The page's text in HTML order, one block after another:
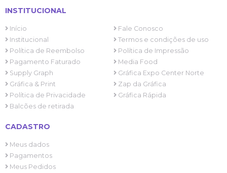
INSTITUCIONAL
Início
Fale Conosco
Institucional
Termos e condições de uso
Política de Reembolso
Política de Impressão
Pagamento Faturado
Media Food
Supply Graph
Gráfica Expo Center Norte
Gráfica & Print
Zap da Gráfica
Política de Privacidade
Gráfica Rápida
Balcões de retirada
CADASTRO
Meus dados
Pagamentos
Meus Pedidos